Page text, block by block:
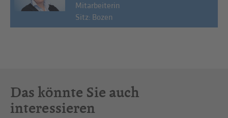
Mitarbeiterin
Sitz: Bozen
Das könnte Sie auch
interessieren